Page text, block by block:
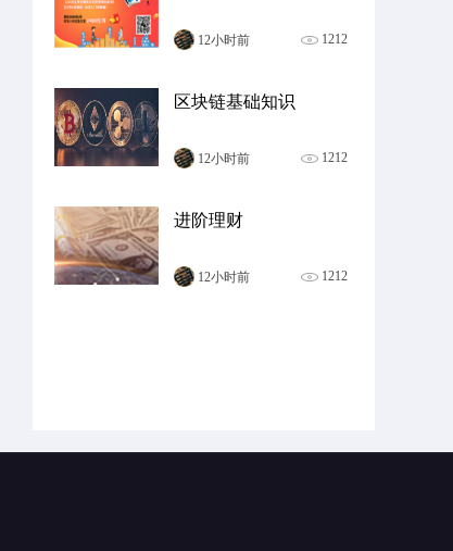
12小时前 1212
区块链基础知识
12小时前 1212
进阶理财
12小时前 1212